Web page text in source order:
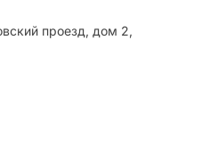
проезд, дом 2,